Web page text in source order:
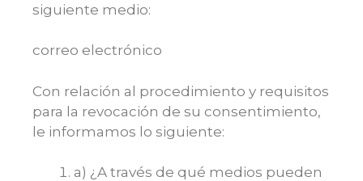
siguiente medio:
correo electrónico
Con relación al procedimiento y requisitos
para la revocación de su consentimiento,
le informamos lo siguiente:
a) ¿A través de qué medios pueden